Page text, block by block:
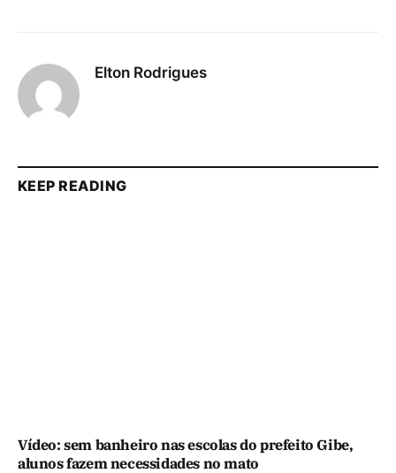
Elton Rodrigues
KEEP READING
Vídeo: sem banheiro nas escolas do prefeito Gibe,
alunos fazem necessidades no mato